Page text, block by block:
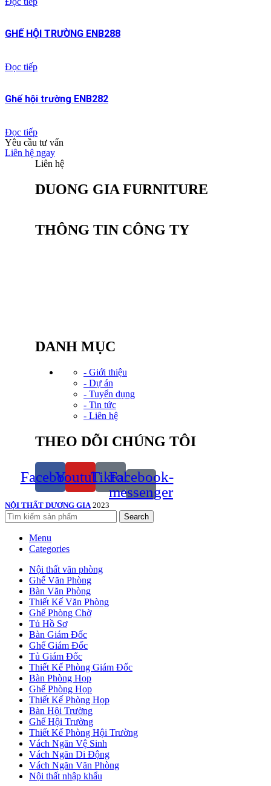
GHẾ HỘI TRƯỜNG ENB288
Đọc tiếp
Ghế hội trường ENB282
Đọc tiếp
Yêu cầu tư vấn
Liên hệ ngay
Liên hệ
DUONG GIA FURNITURE
THÔNG TIN CÔNG TY
DANH MỤC
- Giới thiệu
- Dự án
- Tuyển dụng
- Tin tức
- Liên hệ
THEO DÕI CHÚNG TÔI
FacebookYoutubeTiktok
Facebook-
messenger
NỘI THẤT DƯƠNG GIA 2023
Search
Menu
Categories
Nội thất văn phòng
Ghế Văn Phòng
Bàn Văn Phòng
Thiết Kế Văn Phòng
Ghế Phòng Chờ
Tủ Hồ Sơ
Bàn Giám Đốc
Ghế Giám Đốc
Tủ Giám Đốc
Thiết Kế Phòng Giám Đốc
Bàn Phòng Họp
Ghế Phòng Họp
Thiết Kế Phòng Họp
Bàn Hội Trường
Ghế Hội Trường
Thiết Kế Phòng Hội Trường
Vách Ngăn Vệ Sinh
Vách Ngăn Di Động
Vách Ngăn Văn Phòng
Nội thất nhập khẩu